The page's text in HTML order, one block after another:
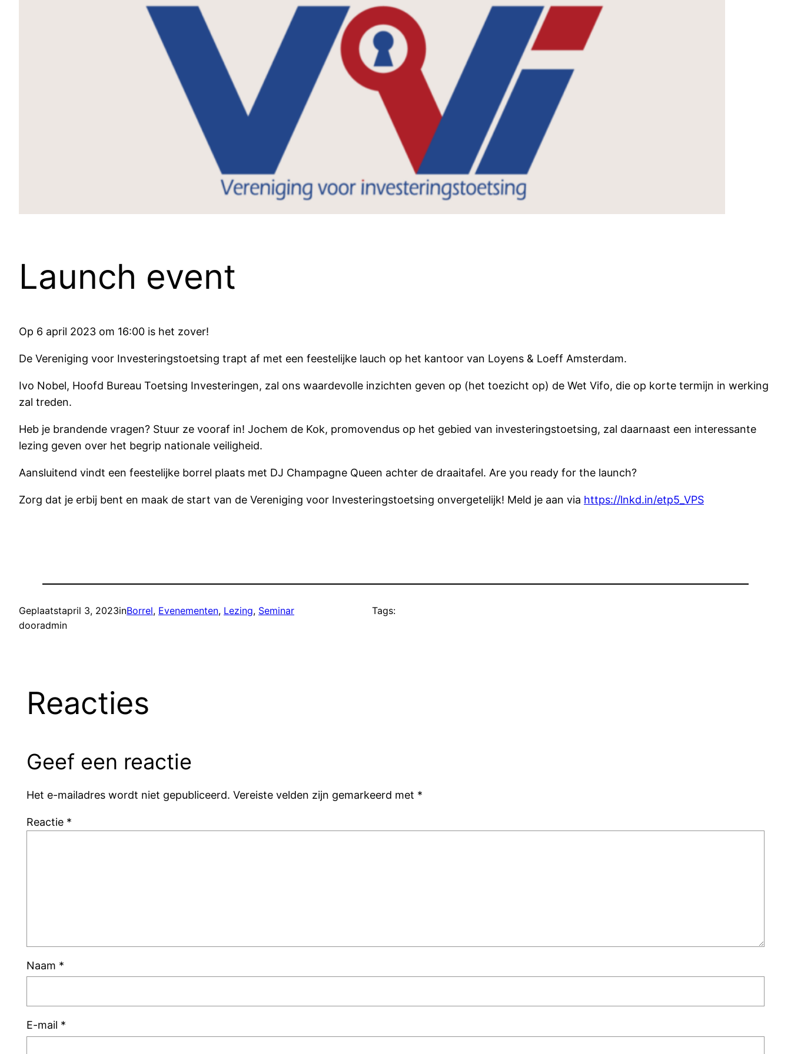
Launch event
Op 6 april 2023 om 16:00 is het zover!
De Vereniging voor Investeringstoetsing trapt af met een feestelijke lauch op het kantoor van Loyens & Loeff Amsterdam.
Ivo Nobel, Hoofd Bureau Toetsing Investeringen, zal ons waardevolle inzichten geven op (het toezicht op) de Wet Vifo, die op korte termijn in werking
zal treden.
Heb je brandende vragen? Stuur ze vooraf in! Jochem de Kok, promovendus op het gebied van investeringstoetsing, zal daarnaast een interessante
lezing geven over het begrip nationale veiligheid.
Aansluitend vindt een feestelijke borrel plaats met DJ Champagne Queen achter de draaitafel. Are you ready for the launch?
Zorg dat je erbij bent en maak de start van de Vereniging voor Investeringstoetsing onvergetelijk! Meld je aan via https://lnkd.in/etp5_VPS
Geplaatstapril 3, 2023inBorrel, Evenementen, Lezing, Seminar
dooradmin
Tags:
Reacties
Geef een reactie
Het e-mailadres wordt niet gepubliceerd. Vereiste velden zijn gemarkeerd met *
Reactie *
Naam *
E-mail *